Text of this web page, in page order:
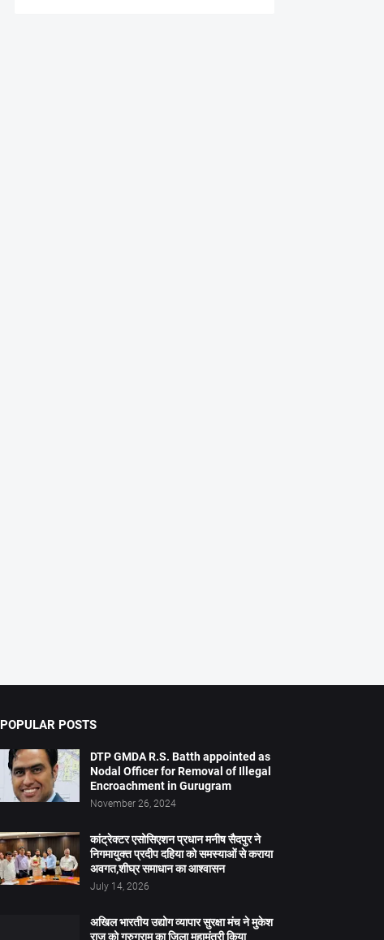
POPULAR POSTS
DTP GMDA R.S. Batth appointed as
Nodal Officer for Removal of Illegal
Encroachment in Gurugram
November 26, 2024
कांट्रेक्टर एसोसिएशन प्रधान मनीष सैदपुर ने
निगमायुक्त प्रदीप दहिया को समस्याओं से कराया
अवगत,शीघ्र समाधान का आश्वासन
July 14, 2026
अखिल भारतीय उद्योग व्यापार सुरक्षा मंच ने मुकेश
राज को गुरुग्राम का जिला महामंत्री किया